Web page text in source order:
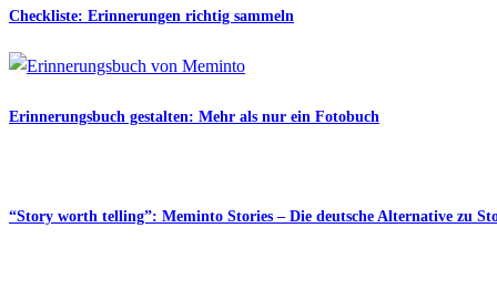
Checkliste: Erinnerungen richtig sammeln
Erinnerungsbuch gestalten: Mehr als nur ein Fotobuch
“Story worth telling”: Meminto Stories – Die deutsche Alternative zu